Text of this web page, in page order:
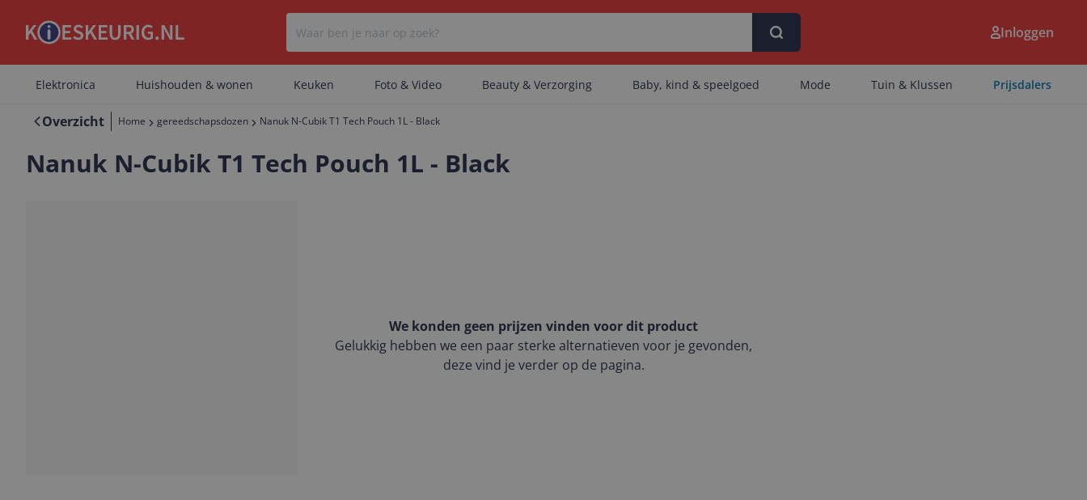
Er zijn geen categorieën gevonden.
Inloggen
Elektronica Huishouden & wonen Keuken Foto & Video Beauty & Verzorging Baby, kind & speelgoed Mode Tuin & Klussen Prijsdalers
Overzicht Home gereedschapsdozen Nanuk N-Cubik T1 Tech Pouch 1L - Black
Nanuk N-Cubik T1 Tech Pouch 1L - Black
We konden geen prijzen vinden voor dit product
Gelukkig hebben we een paar sterke alternatieven voor je gevonden,
deze vind je verder op de pagina.